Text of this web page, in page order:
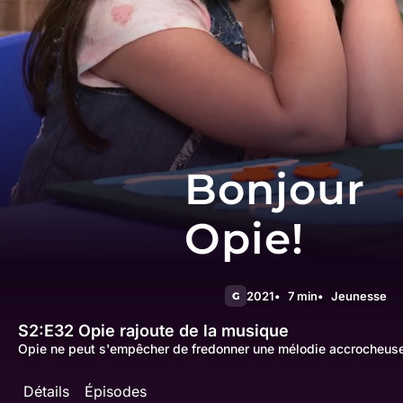
Bonjour
Opie!
G 2021 7 min Jeunesse
S2:E32 Opie rajoute de la musique
Opie ne peut s'empêcher de fredonner une mélodie
Détails Épisodes